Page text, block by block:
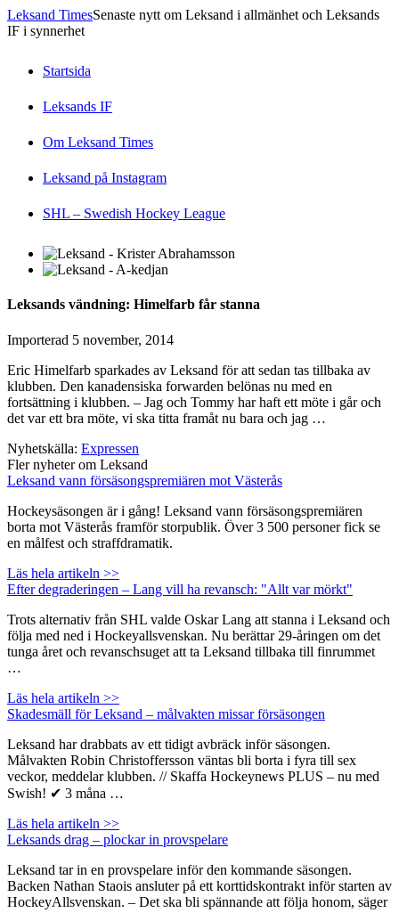
Leksand TimesSenaste nytt om Leksand i allmänhet och Leksands
IF i synnerhet
Startsida
Leksands IF
Om Leksand Times
Leksand på Instagram
SHL – Swedish Hockey League
Leksands vändning: Himelfarb får stanna
Importerad 5 november, 2014
Eric Himelfarb sparkades av Leksand för att sedan tas tillbaka av
klubben. Den kanadensiska forwarden belönas nu med en
fortsättning i klubben. – Jag och Tommy har haft ett möte i går och
det var ett bra möte, vi ska titta framåt nu bara och jag …
Nyhetskälla: Expressen
Fler nyheter om Leksand
Leksand vann försäsongspremiären mot Västerås
Hockeysäsongen är i gång! Leksand vann försäsongspremiären
borta mot Västerås framför storpublik. Över 3 500 personer fick se
en målfest och straffdramatik.
Läs hela artikeln >>
Efter degraderingen – Lang vill ha revansch: "Allt var mörkt"
Trots alternativ från SHL valde Oskar Lang att stanna i Leksand och
följa med ned i Hockeyallsvenskan. Nu berättar 29-åringen om det
tunga året och revanschsuget att ta Leksand tillbaka till finrummet
…
Läs hela artikeln >>
Skadesmäll för Leksand – målvakten missar försäsongen
Leksand har drabbats av ett tidigt avbräck inför säsongen.
Målvakten Robin Christoffersson väntas bli borta i fyra till sex
veckor, meddelar klubben. // Skaffa Hockeynews PLUS – nu med
Swish! ✔ 3 måna …
Läs hela artikeln >>
Leksands drag – plockar in provspelare
Leksand tar in en provspelare inför den kommande säsongen.
Backen Nathan Staois ansluter på ett korttidskontrakt inför starten av
HockeyAllsvenskan. – Det ska bli spännande att följa honom, säger